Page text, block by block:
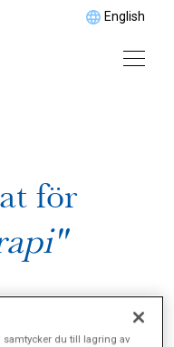
English
för
samtycker du till lagring av